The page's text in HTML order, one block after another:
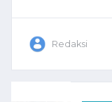
Redaksi